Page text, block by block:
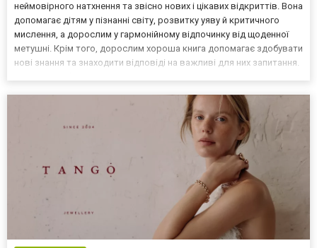
неймовірного натхнення та звісно нових і цікавих відкриттів. Вона
допомагає дітям у пізнанні світу, розвитку уяву й критичного
мислення, а дорослим у гармонійному відпочинку від щоденної
метушні. Крім того, дорослим хороша книга допомагає здобувати
нові знання та знаходити відповіді на важливі для них запитання.